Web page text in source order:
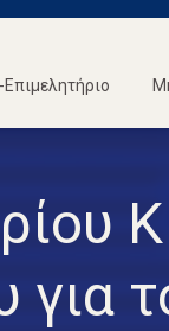
Επιμελητήριο
για